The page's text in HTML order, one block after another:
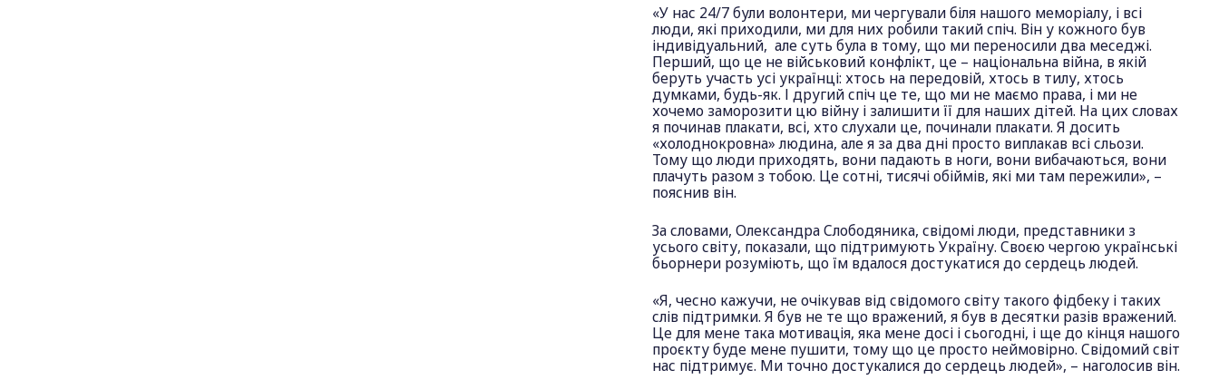
«У нас 24/7 були волонтери, ми чергували біля нашого меморіалу, і всі
люди, які приходили, ми для них робили такий спіч. Він у кожного був
індивідуальний, але суть була в тому, що ми переносили два меседжі.
Перший, що це не військовий конфлікт, це – національна війна, в якій
беруть участь усі українці: хтось на передовій, хтось в тилу, хтось
думками, будь-як. І другий спіч це те, що ми не маємо права, і ми не
хочемо заморозити цю війну і залишити її для наших дітей. На цих словах
я починав плакати, всі, хто слухали це, починали плакати. Я досить
«холоднокровна» людина, але я за два дні просто виплакав всі сльози.
Тому що люди приходять, вони падають в ноги, вони вибачаються, вони
плачуть разом з тобою. Це сотні, тисячі обіймів, які ми там пережили», –
пояснив він.
За словами, Олександра Слободяника, свідомі люди, представники з
усього світу, показали, що підтримують Україну. Своєю чергою українські
бьорнери розуміють, що їм вдалося достукатися до сердець людей.
«Я, чесно кажучи, не очікував від свідомого світу такого фідбеку і таких
слів підтримки. Я був не те що вражений, я був в десятки разів вражений.
Це для мене така мотивація, яка мене досі і сьогодні, і ще до кінця нашого
проєкту буде мене пушити, тому що це просто неймовірно. Свідомий світ
нас підтримує. Ми точно достукалися до сердець людей», – наголосив він.